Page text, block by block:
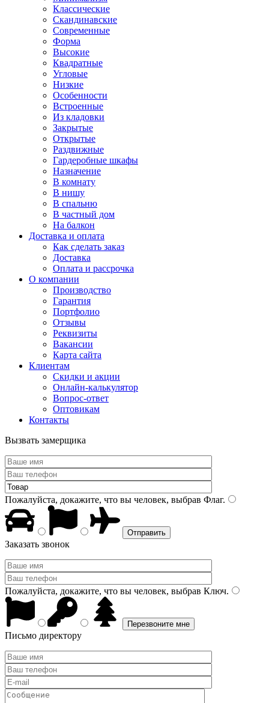
Классические
Скандинавские
Современные
Форма
Высокие
Квадратные
Угловые
Низкие
Особенности
Встроенные
Из кладовки
Закрытые
Открытые
Раздвижные
Гардеробные шкафы
Назначение
В комнату
В нишу
В спальню
В частный дом
На балкон
Доставка и оплата
Как сделать заказ
Доставка
Оплата и рассрочка
О компании
Производство
Гарантия
Портфолио
Отзывы
Реквизиты
Вакансии
Карта сайта
Клиентам
Скидки и акции
Онлайн-калькулятор
Вопрос-ответ
Оптовикам
Контакты
Вызвать замерщика
Пожалуйста, докажите, что вы человек, выбрав Флаг.
Заказать звонок
Пожалуйста, докажите, что вы человек, выбрав Ключ.
Письмо директору